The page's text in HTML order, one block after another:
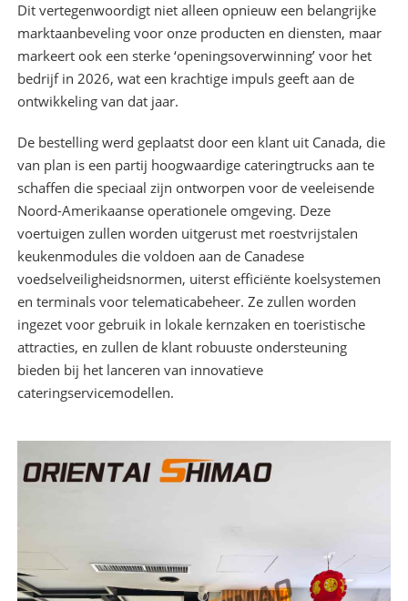
Dit vertegenwoordigt niet alleen opnieuw een belangrijke
marktaanbeveling voor onze producten en diensten, maar
markeert ook een sterke ‘openingsoverwinning’ voor het
bedrijf in 2026, wat een krachtige impuls geeft aan de
ontwikkeling van dat jaar.
De bestelling werd geplaatst door een klant uit Canada, die
van plan is een partij hoogwaardige cateringtrucks aan te
schaffen die speciaal zijn ontworpen voor de veeleisende
Noord-Amerikaanse operationele omgeving. Deze
voertuigen zullen worden uitgerust met roestvrijstalen
keukenmodules die voldoen aan de Canadese
voedselveiligheidsnormen, uiterst efficiënte koelsystemen
en terminals voor telematicabeheer. Ze zullen worden
ingezet voor gebruik in lokale kernzaken en toeristische
attracties, en zullen de klant robuuste ondersteuning
bieden bij het lanceren van innovatieve
cateringservicemodellen.